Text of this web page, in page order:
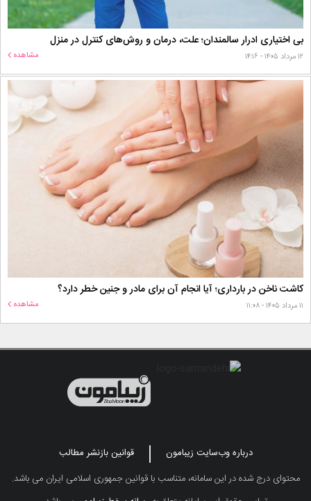
بی اختیاری ادرار سالمندان؛ علت، درمان و روش‌های کنترل در منزل
۱۲ مرداد ۱۴۰۵ - ۱۴:۱۶ مشاهده
کاشت ناخن در بارداری؛ آیا انجام آن برای مادر و جنین خطر دارد؟
۱۱ مرداد ۱۴۰۵ - ۱۱:۰۸ مشاهده
درباره وب‌سایت زیبامون
قوانین بازنشر مطالب
محتوای درج شده در این سامانه، متناسب با قوانین جمهوری اسلامی ایران می باشد.